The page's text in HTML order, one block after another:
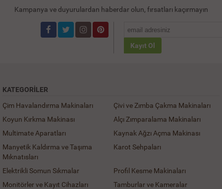
Kampanya ve duyurulardan haberdar olun, fırsatları kaçırmayın
Kayıt Ol
KATEGORILER
Çim Havalandırma Makinaları
Çivi ve Zımba Çakma Makinaları
Koyun Kırkma Makinası
Alçı Zımparalama Makinaları
Multimate Aparatları
Kaynak Ağzı Açma Makinası
Manyetik Kaldırma ve Taşıma
Mıknatısları
Karot Sehpaları
Elektrikli Somun Sıkmalar
Profil Kesme Makinaları
Monitörler ve Kayıt Cihazları
Tamburlar ve Kameralar